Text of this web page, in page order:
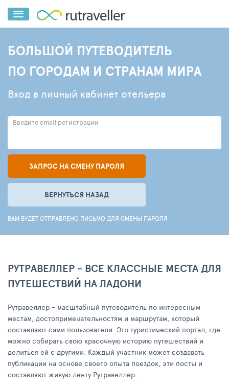
БОЛЬШОЙ ПУТЕВОДИТЕЛЬ
ПО ГОРОДАМ И СТРАНАМ МИРА
Вход в личный кабинет отельера
Введите email регистрации
ЗАПРОС НА СМЕНУ ПАРОЛЯ
ВЕРНУТЬСЯ НАЗАД
ВАМ БУДЕТ ОТПРАВЛЕНО ПИСЬМО ДЛЯ СМЕНЫ ПАРОЛЯ
РУТРАВЕЛЛЕР - ВСЕ КЛАССНЫЕ МЕСТА ДЛЯ
ПУТЕШЕСТВИЙ НА ЛАДОНИ
Рутравеллер - масштабный путеводитель по интересным
местам, достопримечательностям и маршрутам, который
составляют сами пользователи. Это туристический портал, где
можно собирать свою красочную историю путешествий и
делиться ей с другими. Каждый участник может создавать
публикации на основе своего опыта поездок, эти посты и
составляют живую ленту Рутравеллер.